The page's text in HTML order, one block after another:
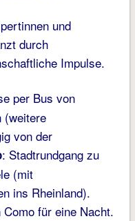
und
durch
Impulse.
per Bus von
(weitere
von der
: Stadtrundgang zu
(mit
ins Rheinland).
für eine Nacht.